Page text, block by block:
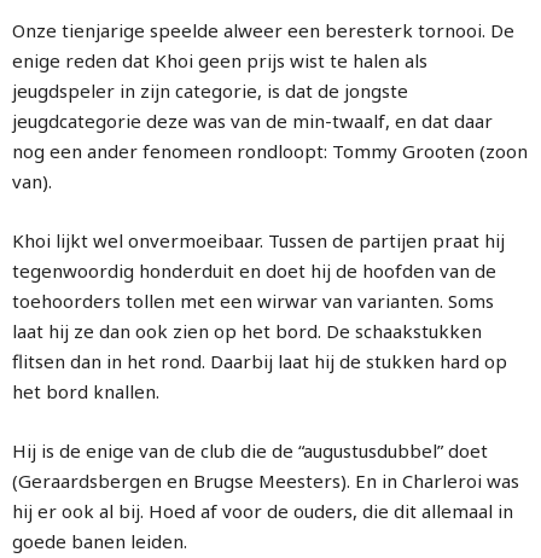
Onze tienjarige speelde alweer een beresterk tornooi. De
enige reden dat Khoi geen prijs wist te halen als
jeugdspeler in zijn categorie, is dat de jongste
jeugdcategorie deze was van de min-twaalf, en dat daar
nog een ander fenomeen rondloopt: Tommy Grooten (zoon
van).
Khoi lijkt wel onvermoeibaar. Tussen de partijen praat hij
tegenwoordig honderduit en doet hij de hoofden van de
toehoorders tollen met een wirwar van varianten. Soms
laat hij ze dan ook zien op het bord. De schaakstukken
flitsen dan in het rond. Daarbij laat hij de stukken hard op
het bord knallen.
Hij is de enige van de club die de “augustusdubbel” doet
(Geraardsbergen en Brugse Meesters). En in Charleroi was
hij er ook al bij. Hoed af voor de ouders, die dit allemaal in
goede banen leiden.